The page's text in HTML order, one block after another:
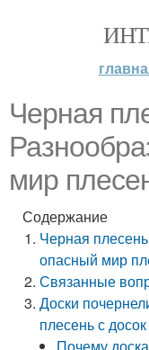
Черная
мир
Содержание
Черная
опасный мир
Связанные
Доски
плесень с досок